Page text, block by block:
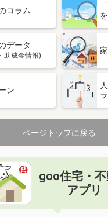
コラム
データ
助成金情報)
ン
ページトップに戻る
goo住宅・
アプリ